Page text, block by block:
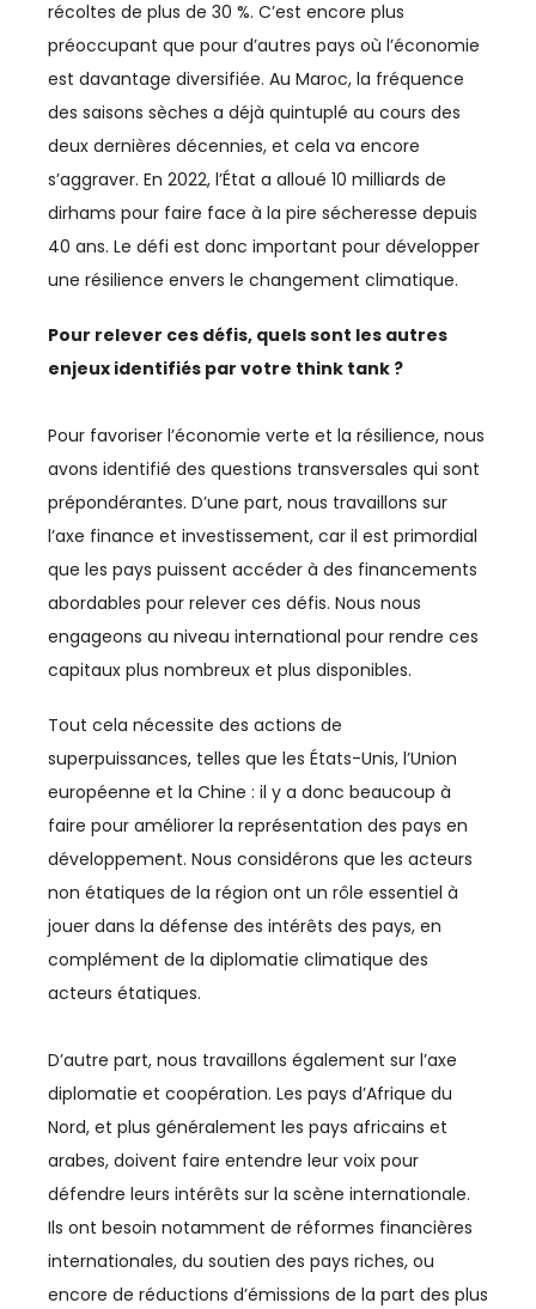
MANAGEMENT
MÉDIAS
PARTENARIAT MAROC-FRANCE
PÊCHE
PHARMA
POLITIQUE MONÉTAIRE
PROVINCES DU SUD
RÉGIONS
RH
RSE
SÉISME
SEISME
SERVICES
SOCIAL
SOLIDARITÉ
TEXTILE
TOURISME
TRANSPORTS / LOGISTIQUE
TRAVAIL
récoltes de plus de 30 %. C’est encore plus
préoccupant que pour d’autres pays où l’économie
est davantage diversifiée. Au Maroc, la fréquence
des saisons sèches a déjà quintuplé au cours des
deux dernières décennies, et cela va encore
s’aggraver. En 2022, l’État a alloué 10 milliards de
dirhams pour faire face à la pire sécheresse depuis
40 ans. Le défi est donc important pour développer
une résilience envers le changement climatique.
Pour relever ces défis, quels sont les autres
enjeux identifiés par votre think tank ?
Pour favoriser l’économie verte et la résilience, nous
avons identifié des questions transversales qui sont
prépondérantes. D’une part, nous travaillons sur
l’axe finance et investissement, car il est primordial
que les pays puissent accéder à des financements
abordables pour relever ces défis. Nous nous
engageons au niveau international pour rendre ces
capitaux plus nombreux et plus disponibles.
Tout cela nécessite des actions de
superpuissances, telles que les États-Unis, l’Union
européenne et la Chine : il y a donc beaucoup à
faire pour améliorer la représentation des pays en
développement. Nous considérons que les acteurs
non étatiques de la région ont un rôle essentiel à
jouer dans la défense des intérêts des pays, en
complément de la diplomatie climatique des
acteurs étatiques.
D’autre part, nous travaillons également sur l’axe
diplomatie et coopération. Les pays d’Afrique du
Nord, et plus généralement les pays africains et
arabes, doivent faire entendre leur voix pour
défendre leurs intérêts sur la scène internationale.
Ils ont besoin notamment de réformes financières
internationales, du soutien des pays riches, ou
encore de réductions d’émissions de la part des plus